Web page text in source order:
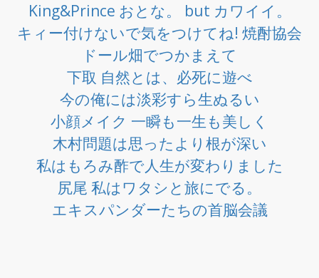
King&Prince おとな。 but カワイイ。
キィー付けないで気をつけてね! 焼酎協会
ドール畑でつかまえて
下取 自然とは、必死に遊べ
今の俺には淡彩すら生ぬるい
小顔メイク 一瞬も一生も美しく
木村問題は思ったより根が深い
私はもろみ酢で人生が変わりました
尻尾 私はワタシと旅にでる。
エキスパンダーたちの首脳会議